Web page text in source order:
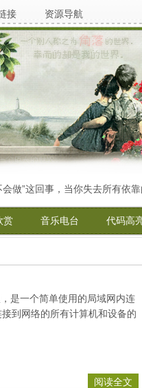
接 资源导航
”这回事，当你失去所有依靠
赏 音乐电台 代码高
是一个简单使用的局域网内连
到网络的所有计算机和设备的
阅读全文